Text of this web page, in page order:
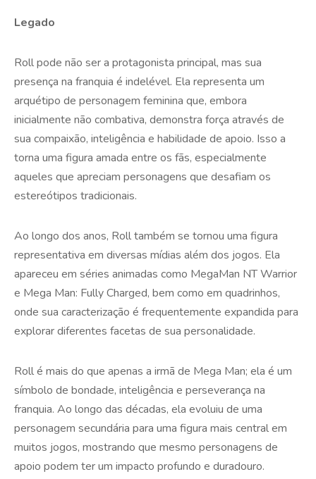
Legado
Roll pode não ser a protagonista principal, mas sua
presença na franquia é indelével. Ela representa um
arquétipo de personagem feminina que, embora
inicialmente não combativa, demonstra força através de
sua compaixão, inteligência e habilidade de apoio. Isso a
torna uma figura amada entre os fãs, especialmente
aqueles que apreciam personagens que desafiam os
estereótipos tradicionais.
Ao longo dos anos, Roll também se tornou uma figura
representativa em diversas mídias além dos jogos. Ela
apareceu em séries animadas como MegaMan NT Warrior
e Mega Man: Fully Charged, bem como em quadrinhos,
onde sua caracterização é frequentemente expandida para
explorar diferentes facetas de sua personalidade.
Roll é mais do que apenas a irmã de Mega Man; ela é um
símbolo de bondade, inteligência e perseverança na
franquia. Ao longo das décadas, ela evoluiu de uma
personagem secundária para uma figura mais central em
muitos jogos, mostrando que mesmo personagens de
apoio podem ter um impacto profundo e duradouro.